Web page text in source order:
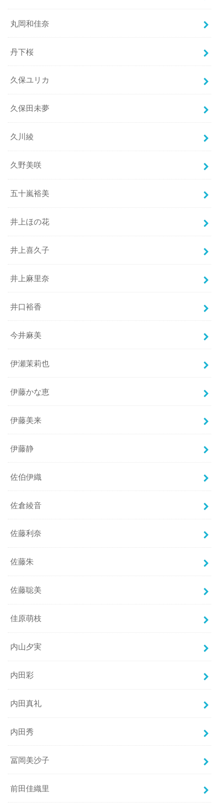
丸岡和佳奈
丹下桜
久保ユリカ
久保田未夢
久川綾
久野美咲
五十嵐裕美
井上ほの花
井上喜久子
井上麻里奈
井口裕香
今井麻美
伊瀬茉莉也
伊藤かな恵
伊藤美来
伊藤静
佐伯伊織
佐倉綾音
佐藤利奈
佐藤朱
佐藤聡美
佳原萌枝
内山夕実
内田彩
内田真礼
内田秀
冨岡美沙子
前田佳織里